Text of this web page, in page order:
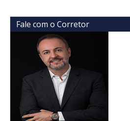
Fale com o Corretor